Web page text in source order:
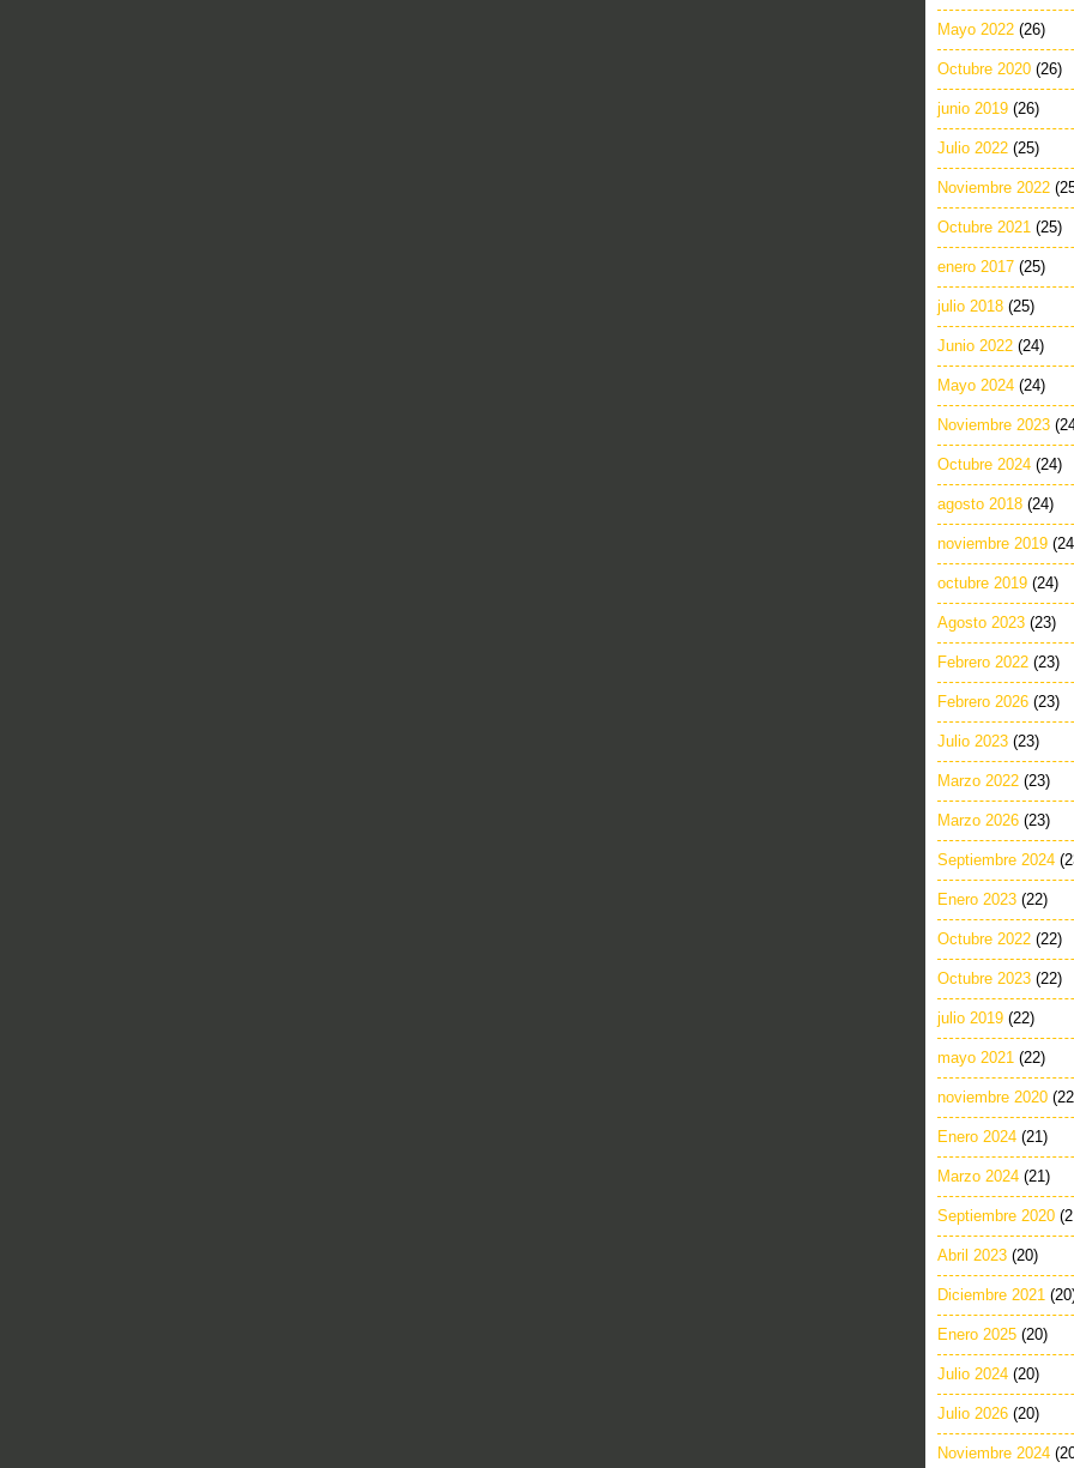
Mayo 2022 (26)
Octubre 2020 (26)
junio 2019 (26)
Julio 2022 (25)
Noviembre 2022
Octubre 2021 (25)
enero 2017 (25)
julio 2018 (25)
Junio 2022 (24)
Mayo 2024 (24)
Noviembre 2023
Octubre 2024 (24)
agosto 2018 (24)
noviembre 2019
octubre 2019 (24)
Agosto 2023 (23)
Febrero 2022 (23)
Febrero 2026 (23)
Julio 2023 (23)
Marzo 2022 (23)
Marzo 2026 (23)
Septiembre 2024
Enero 2023 (22)
Octubre 2022 (22)
Octubre 2023 (22)
julio 2019 (22)
mayo 2021 (22)
noviembre 2020
Enero 2024 (21)
Marzo 2024 (21)
Septiembre 2020
Abril 2023 (20)
Diciembre 2021
Enero 2025 (20)
Julio 2024 (20)
Julio 2026 (20)
Noviembre 2024